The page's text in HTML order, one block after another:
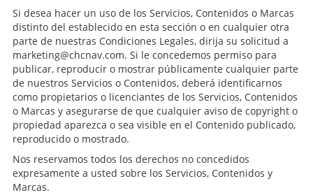
Si desea hacer un uso de los Servicios, Contenidos o Marcas
distinto del establecido en esta sección o en cualquier otra
parte de nuestras Condiciones Legales, dirija su solicitud a
marketing@chcnav.com. Si le concedemos permiso para
publicar, reproducir o mostrar públicamente cualquier parte
de nuestros Servicios o Contenidos, deberá identificarnos
como propietarios o licenciantes de los Servicios, Contenidos
o Marcas y asegurarse de que cualquier aviso de copyright o
propiedad aparezca o sea visible en el Contenido publicado,
reproducido o mostrado.
Nos reservamos todos los derechos no concedidos
expresamente a usted sobre los Servicios, Contenidos y
Marcas.